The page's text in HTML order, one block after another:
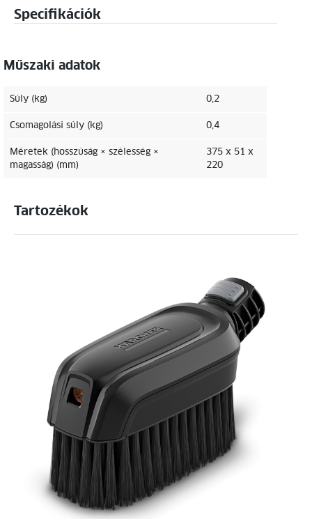
Specifikációk
Műszaki adatok
Súly (kg) 0,2
Csomagolási súly (kg) 0,4
Méretek (hosszúság × szélesség ×
magasság) (mm)
375 x 51 x
220
Tartozékok